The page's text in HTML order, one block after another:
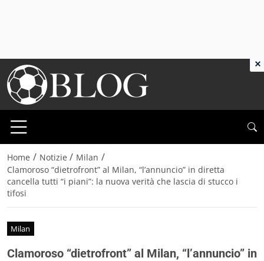
Home / Notizie / Milan /
Clamoroso “dietrofront” al Milan, “l’annuncio” in diretta
cancella tutti “i piani”: la nuova verità che lascia di stucco i
tifosi
Milan
Clamoroso “dietrofront” al Milan, “l’annuncio” in
×